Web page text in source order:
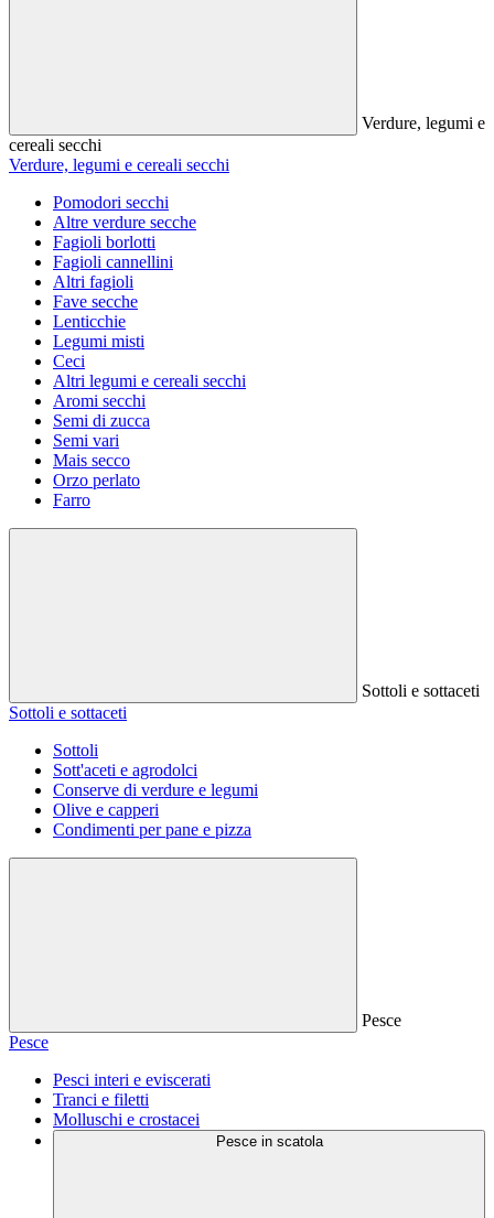
Verdure, legumi e
cereali secchi
Verdure, legumi e cereali secchi
Pomodori secchi
Altre verdure secche
Fagioli borlotti
Fagioli cannellini
Altri fagioli
Fave secche
Lenticchie
Legumi misti
Ceci
Altri legumi e cereali secchi
Aromi secchi
Semi di zucca
Semi vari
Mais secco
Orzo perlato
Farro
Sottoli e sottaceti
Sottoli e sottaceti
Sottoli
Sott'aceti e agrodolci
Conserve di verdure e legumi
Olive e capperi
Condimenti per pane e pizza
Pesce
Pesce
Pesci interi e eviscerati
Tranci e filetti
Molluschi e crostacei
Pesce in scatola